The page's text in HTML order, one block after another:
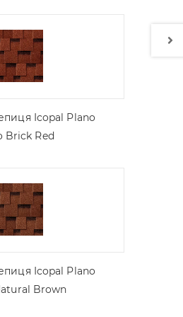
Icopal Plano
Brick Red
Icopal Plano
Brown